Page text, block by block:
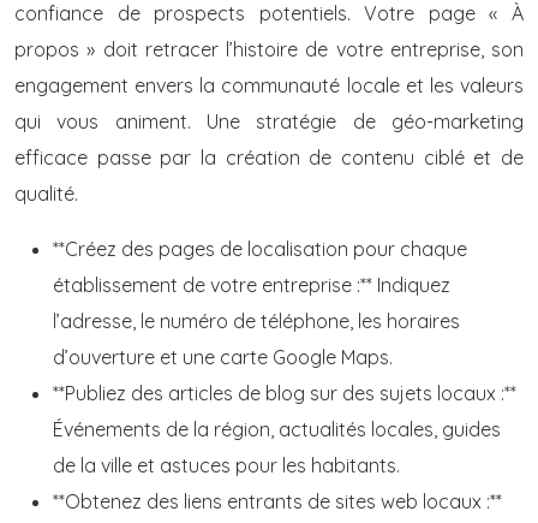
confiance de prospects potentiels. Votre page « À
propos » doit retracer l’histoire de votre entreprise, son
engagement envers la communauté locale et les valeurs
qui vous animent. Une stratégie de géo-marketing
efficace passe par la création de contenu ciblé et de
qualité.
**Créez des pages de localisation pour chaque
établissement de votre entreprise :** Indiquez
l’adresse, le numéro de téléphone, les horaires
d’ouverture et une carte Google Maps.
**Publiez des articles de blog sur des sujets locaux :**
Événements de la région, actualités locales, guides
de la ville et astuces pour les habitants.
**Obtenez des liens entrants de sites web locaux :**